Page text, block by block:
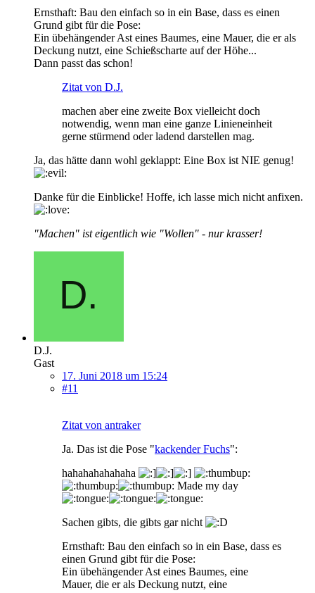
Ernsthaft: Bau den einfach so in ein Base, dass es einen
Grund gibt für die Pose:
Ein übehängender Ast eines Baumes, eine Mauer, die er als
Deckung nutzt, eine Schießscharte auf der Höhe...
Dann passt das schon!
Zitat von D.J.
machen aber eine zweite Box vielleicht doch
notwendig, wenn man eine ganze Linieneinheit
gerne stürmend oder ladend darstellen mag.
Ja, das hätte dann wohl geklappt: Eine Box ist NIE genug!
Danke für die Einblicke! Hoffe, ich lasse mich nicht anfixen.
"Machen" ist eigentlich wie "Wollen" - nur krasser!
D.J.
Gast
17. Juni 2018 um 15:24
#11
Zitat von antraker
Ja. Das ist die Pose "kackender Fuchs":
hahahahahahaha
Made my day
Sachen gibts, die gibts gar nicht
Ernsthaft: Bau den einfach so in ein Base, dass es
einen Grund gibt für die Pose:
Ein übehängender Ast eines Baumes, eine
Mauer, die er als Deckung nutzt, eine